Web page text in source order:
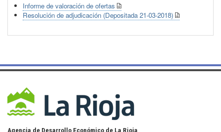
Informe de valoración de ofertas
Resolución de adjudicación (Depositada 21-03-2018)
Agencia de Desarrollo Económico de La Rioja